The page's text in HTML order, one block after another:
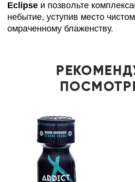
Eclipse и позвольте
небытие, уступив место
омраченному блаженству.